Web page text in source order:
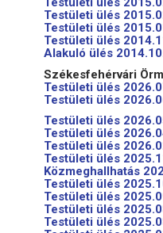
Testületi ülés
Testületi ülés
Testületi ülés
Alakuló ülés
Székesfehérvári
Testületi ülés
Testületi ülés
Testületi ülés
Testületi ülés
Testületi ülés
Testületi ülés
Közmeghallhatás
Testületi ülés
Testületi ülés
Testületi ülés
Testületi ülés